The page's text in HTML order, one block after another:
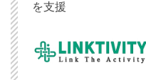
を支援